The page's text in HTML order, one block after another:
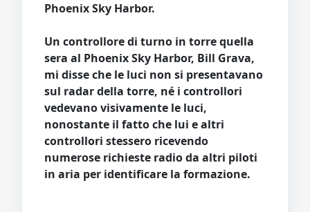
Phoenix Sky Harbor.
Un controllore di turno in torre quella
sera al Phoenix Sky Harbor, Bill Grava,
mi disse che le luci non si presentavano
sul radar della torre, né i controllori
vedevano visivamente le luci,
nonostante il fatto che lui e altri
controllori stessero ricevendo
numerose richieste radio da altri piloti
in aria per identificare la formazione.